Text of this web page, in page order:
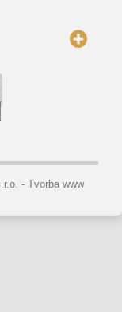
- Tvorba www